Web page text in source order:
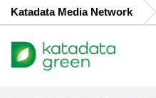
Katadata Media Network